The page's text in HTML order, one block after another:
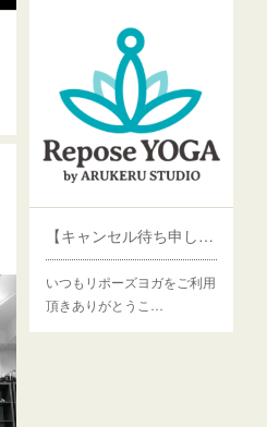
【キャンセル待ち申し込み機能が追加されました】
いつもリポーズヨガをご利用
頂きありがとうこ…